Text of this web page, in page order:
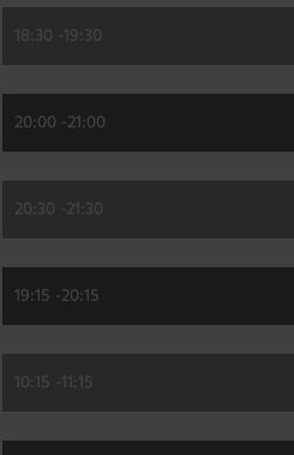
18:30 - 19:30
20:00 -21:00
20:30 - 21:30
19:15 -20:15
10:15 - 11:15